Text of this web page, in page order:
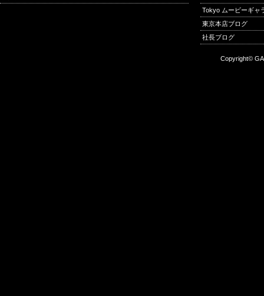
Tokyo ムービーギャ
東京本店ブログ
社長ブログ
Copyright©